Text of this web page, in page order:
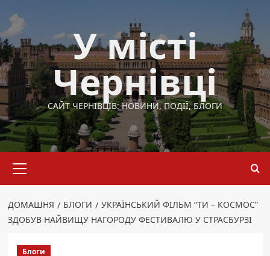
до
вмісту
У місті
Чернівці
САЙТ ЧЕРНІВЦІВ: НОВИНИ, ПОДІЇ, БЛОГИ
меню
ДОМАШНЯ БЛОГИ
УКРАЇНСЬКИЙ ФІЛЬМ “ТИ – КОСМОС”
ЗДОБУВ НАЙВИЩУ НАГОРОДУ ФЕСТИВАЛЮ У СТРАСБУРЗІ
Блоги